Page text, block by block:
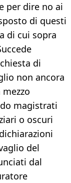
per dire no ai
di questi
di cui sopra
di
non ancora
magistrati
o oscuri
del
dal